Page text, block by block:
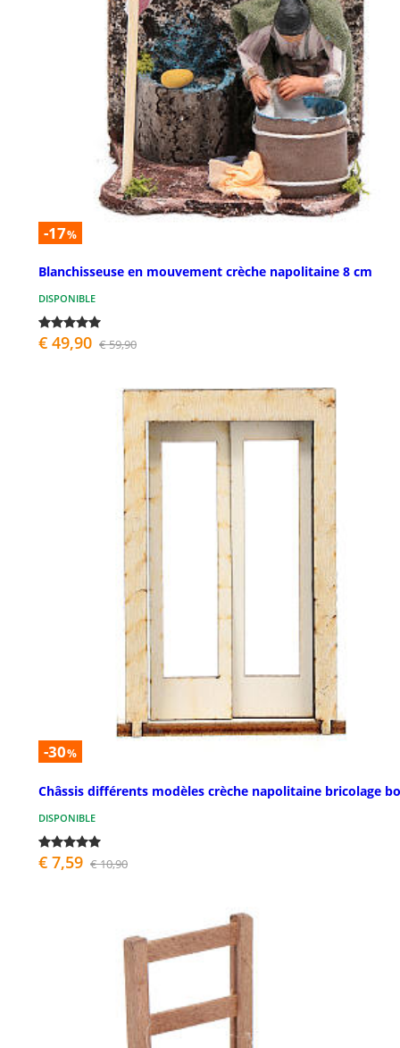
-17%
Blanchisseuse en mouvement crèche napolitaine 8 cm
DISPONIBLE
€ 49,90 € 59,90
-30%
Châssis différents modèles crèche napolitaine bricolage
DISPONIBLE
€ 7,59 € 10,90